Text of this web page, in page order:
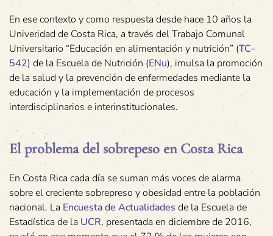
En ese contexto y como respuesta desde hace 10 años la
Univeridad de Costa Rica, a través del Trabajo Comunal
Universitario “Educación en alimentación y nutrición” (TC-
542) de la Escuela de Nutrición (ENu), imulsa la promoción
de la salud y la prevención de enfermedades mediante la
educación y la implementación de procesos
interdisciplinarios e interinstitucionales.
El problema del sobrepeso en Costa Rica
En Costa Rica cada día se suman más voces de alarma
sobre el creciente sobrepreso y obesidad entre la población
nacional. La Encuesta de Actualidades de la Escuela de
Estadística de la UCR, presentada en diciembre de 2016,